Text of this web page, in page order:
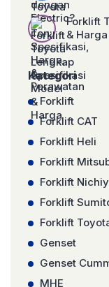
Forklift
& Harga
Kategori
Forklift
Forklift CAT
Forklift Heli
Forklift
Forklift
Forklift
Forklift
Genset
Genset
MHE